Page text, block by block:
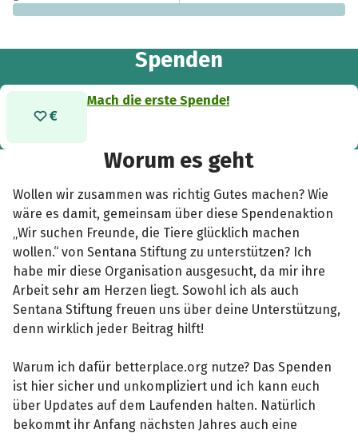
Spenden
Mach die erste Spende!
Worum es geht
Wollen wir zusammen was richtig Gutes machen? Wie
wäre es damit, gemeinsam über diese Spendenaktion
„Wir suchen Freunde, die Tiere glücklich machen
wollen.“ von Sentana Stiftung zu unterstützen? Ich
habe mir diese Organisation ausgesucht, da mir ihre
Arbeit sehr am Herzen liegt. Sowohl ich als auch
Sentana Stiftung freuen uns über deine Unterstützung,
denn wirklich jeder Beitrag hilft!
Warum ich dafür betterplace.org nutze? Das Spenden
ist hier sicher und unkompliziert und ich kann euch
über Updates auf dem Laufenden halten. Natürlich
bekommt ihr Anfang nächsten Jahres auch eine